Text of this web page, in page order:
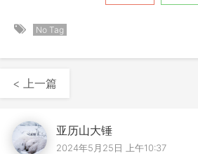
No Tag
< 上一篇
亚历山大锤
2024年5月25日 上午10:37